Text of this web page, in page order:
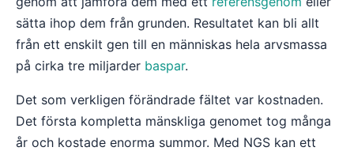
sätta ihop dem från grunden. Resultatet kan bli allt
från ett enskilt gen till en människas hela arvsmassa
på cirka tre miljarder baspar.
Det som verkligen förändrade fältet var kostnaden.
Det första kompletta mänskliga genomet tog många
år och kostade enorma summor. Med NGS kan ett